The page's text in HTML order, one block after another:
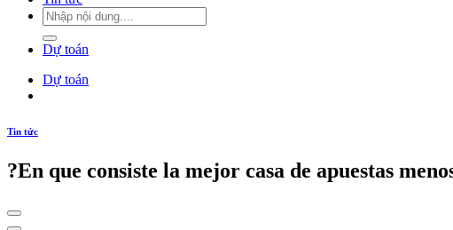
Dự toán
Dự toán
Tin tức
?En que consiste la mejor casa de apuestas